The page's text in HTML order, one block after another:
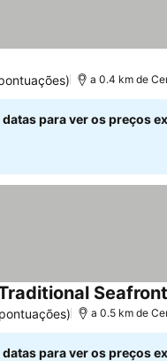
a 0.4 km de
para ver os preços
a 0.5 km de
para ver os preços